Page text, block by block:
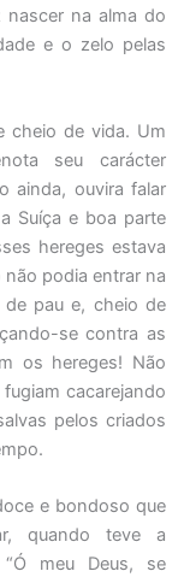
na alma do
e o zelo pelas
cheio de vida. Um
seu carácter
ainda, ouvira falar
Suíça e boa parte
hereges estava
podia entrar na
de pau e, cheio de
se contra as
os hereges! Não
cacarejando
pelos criados
e bondoso que
quando teve a
meu Deus, se